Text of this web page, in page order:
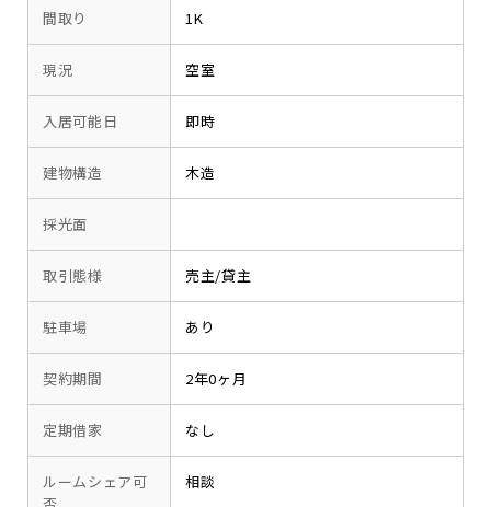
間取り 1K
現況 空室
入居可能日 即時
建物構造 木造
採光面
取引態様 売主/貸主
駐車場 あり
契約期間 2年0ヶ月
定期借家 なし
ルームシェア可
相談